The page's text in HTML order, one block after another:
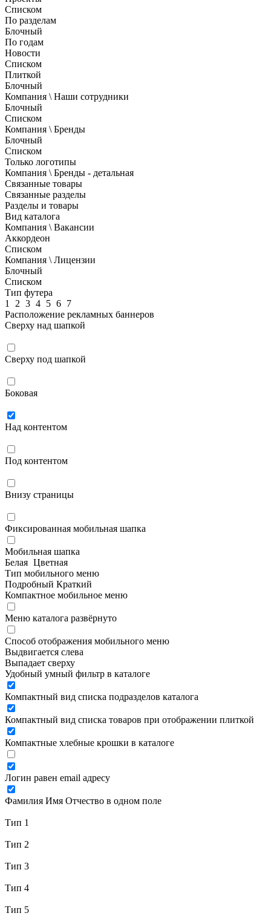
Списком
По разделам
Блочный
По годам
Новости
Списком
Плиткой
Блочный
Компания \ Наши сотрудники
Блочный
Списком
Компания \ Бренды
Блочный
Списком
Только логотипы
Компания \ Бренды - детальная
Связанные товары
Связанные разделы
Разделы и товары
Вид каталога
Компания \ Вакансии
Аккордеон
Списком
Компания \ Лицензии
Блочный
Списком
Тип футера
1
2 3 4 5 6 7
Расположение рекламных баннеров
Сверху над шапкой
Сверху под шапкой
Боковая
Над контентом
Под контентом
Внизу страницы
Фиксированная мобильная шапка
Мобильная шапка
Белая Цветная
Тип мобильного меню
Подробный Краткий
Компактное мобильное меню
Меню каталога развёрнуто
Способ отображения мобильного меню
Выдвигается слева
Выпадает сверху
Удобный умный фильтр в каталоге
Компактный вид списка подразделов каталога
Компактный вид списка товаров при отображении плиткой
Компактные хлебные крошки в каталоге
Логин равен email адресу
Фамилия Имя Отчество в одном поле
Тип 1
Тип 2
Тип 3
Тип 4
Тип 5